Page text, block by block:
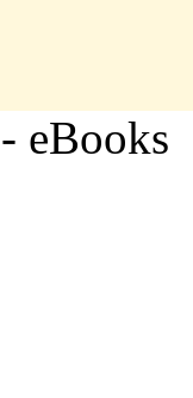
eBooks